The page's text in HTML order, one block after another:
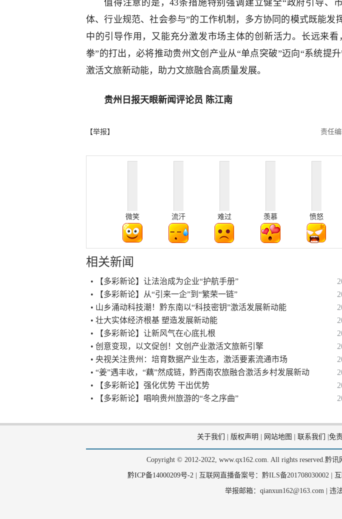
值得注意的是，43条措施特别强调建立健全“政府引导、
体、行业规范、社会参与”的工作机制，多方协同的模式既能发
中的引导作用，又能充分激发市场主体的创新活力。长远来看
拳”的打出，必将推动贵州文创产业从“单点突破”迈向“系统提
激活文旅新动能，助力文旅融合高质量发展。
贵州日报天眼新闻评论员 陈江南
【举报】 责任
微笑 流汗 难过 羡慕 愤怒
相关新闻
• 【多彩新论】让法治成为企业“护航手册”
• 【多彩新论】从“引来一企”到“繁荣一链”
• 山乡涌动科技潮！黔东南以“科技密钥”激活发展新动能
• 壮大实体经济根基 塑造发展新动能
• 【多彩新论】让新风气在心底扎根
• 创意变现，以文促创！文创产业激活文旅新引擎
• 央视关注贵州：培育数据产业生态，激活要素流通市场
• “姜”遇丰收，“藕”然成链，黔西南农旅融合激活乡村发展新动
• 【多彩新论】强化优势 干出优势
• 【多彩新论】唱响贵州旅游的“冬之序曲”
关于我们 版权声明 网站地图 联系我们 免
Copyright © 2012-2022, www.qx162.com. All rights reserved.黔
黔ICP备14000209号-2| 互联网直播备案号：黔ILS备201708030002 |
举报邮箱：qianxun162@163.com | 违